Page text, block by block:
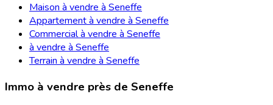
Maison à vendre à Seneffe
Appartement à vendre à Seneffe
Commercial à vendre à Seneffe
à vendre à Seneffe
Terrain à vendre à Seneffe
Immo à vendre près de Seneffe